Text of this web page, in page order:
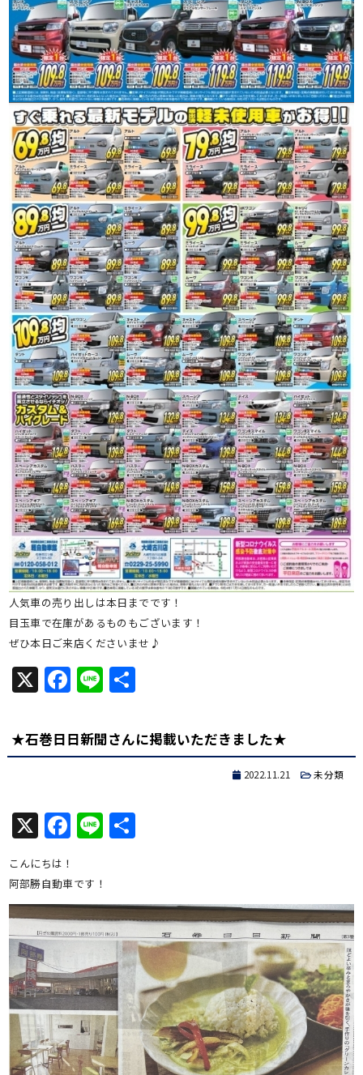
人気車の売り出しは本日までです！
目玉車で在庫があるものもございます！
ぜひ本日ご来店くださいませ♪
X Facebook
Line共
★石巻日日新聞さんに掲載いただきました★
2022.11.21 未分類
X Facebook
Line共
こんにちは！
阿部勝自動車です！